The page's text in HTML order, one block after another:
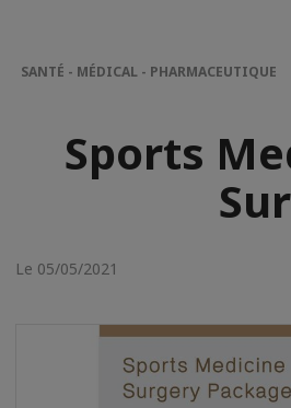
SANTÉ - MÉDICAL - PHARMACEUTIQUE
Sports
Le 05/05/2021